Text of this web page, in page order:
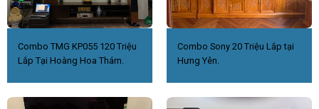
Combo TMG KP055 120 Triệu
Lắp Tại Hoàng Hoa Thám.
Combo Sony 20 Triệu Lắp tại
Hưng Yên.